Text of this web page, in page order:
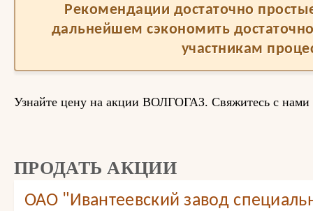
Рекомендации достаточно
дальнейшем сэкономить
участникам
Узнайте цену на акции ВОЛГОГАЗ. Свяжитесь с нами
ПРОДАТЬ АКЦИИ
ОАО "Ивантеевский завод